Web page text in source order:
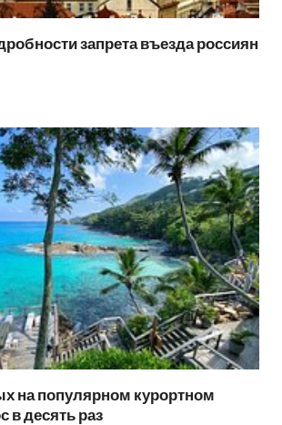
запрета въезда россиян
на популярном курортном
в десять раз